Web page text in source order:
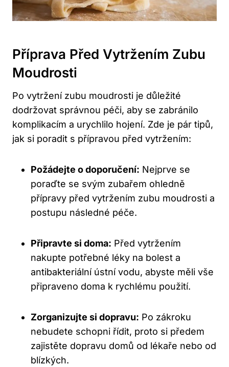
Příprava Před Vytržením Zubu
Moudrosti
Po vytržení zubu moudrosti je důležité
dodržovat správnou péči, aby se zabránilo
komplikacím a urychlilo hojení. Zde je pár tipů,
jak si poradit s přípravou před vytržením:
Požádejte o doporučení: Nejprve se
poraďte se svým zubařem ohledně
přípravy před vytržením zubu moudrosti a
postupu následné péče.
Připravte si doma: Před vytržením
nakupte potřebné léky na bolest a
antibakteriální ústní vodu, abyste měli vše
připraveno doma k rychlému použití.
Zorganizujte si dopravu: Po zákroku
nebudete schopni řídit, proto si předem
zajistěte dopravu domů od lékaře nebo od
blízkých.